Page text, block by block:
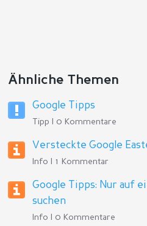
Ähnliche Themen
Google Tipps
Tipp | 0 Kommentare
Versteckte Google
Info | 1 Kommentar
Google Tipps: Nur auf
suchen
Info | 0 Kommentare